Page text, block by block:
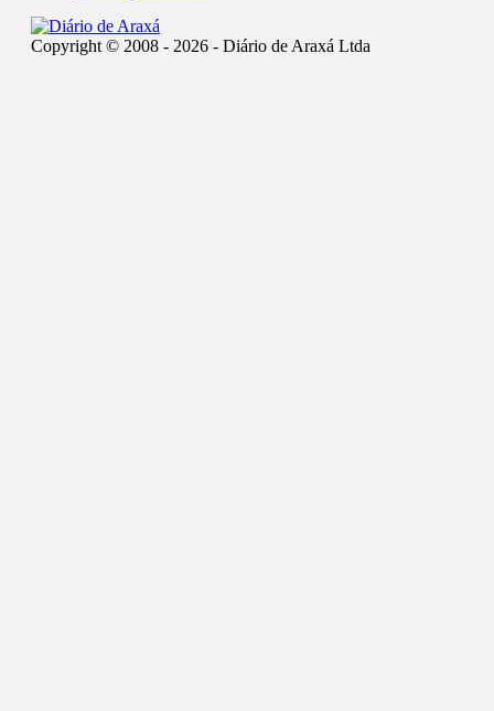
Copyright © 2008 - 2026 - Diário de Araxá Ltda